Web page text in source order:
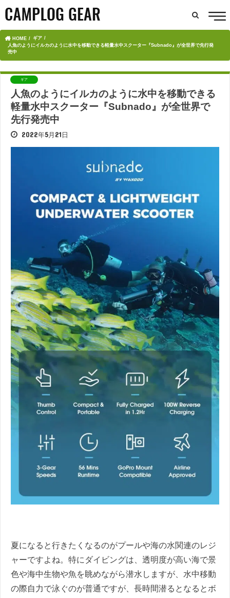
HOME
ギア
人魚のようにイルカのように水中を移動できる軽量水中スクーター『Subnado』が全世界で先行発
売中
ギア
人魚のようにイルカのように水中を移動できる
軽量水中スクーター『Subnado』が全世界で
先行発売中
2022年5月21日
夏になると行きたくなるのがプールや海の水関連のレジ
ャーですよね。特にダイビングは、透明度が高い海で景
色や海中生物や魚を眺めながら潜水しますが、水中移動
の際自力で泳ぐのが普通ですが、長時間潜るとなるとボ